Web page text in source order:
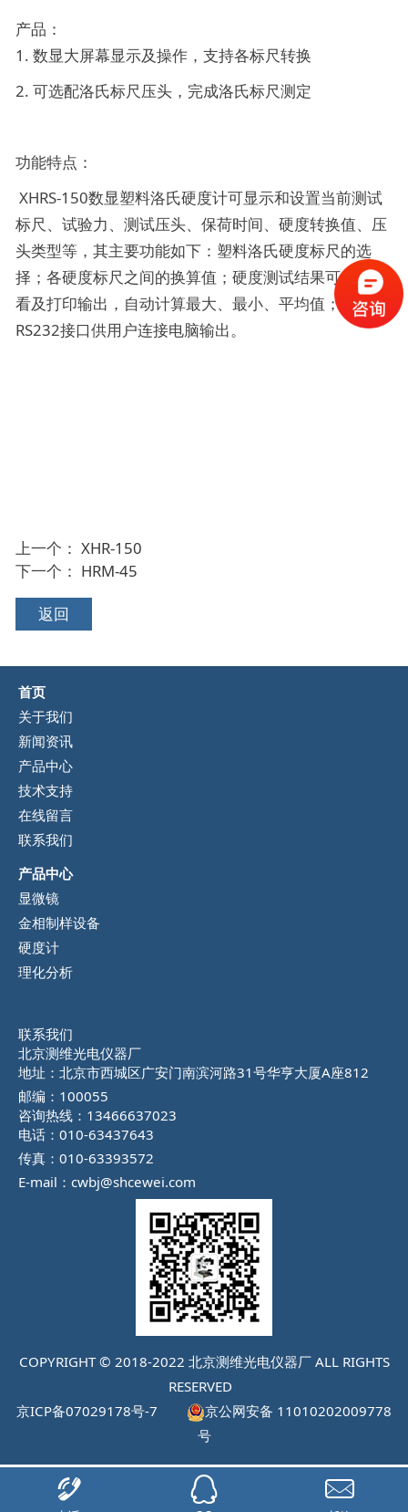
产品：
1. 数显大屏幕显示及操作，支持各标尺转换
2. 可选配洛氏标尺压头，完成洛氏标尺测定
功能特点：
XHRS-150数显塑料洛氏硬度计可显示和设置当前测试
标尺、试验力、测试压头、保荷时间、硬度转换值、压
头类型等，其主要功能如下：塑料洛氏硬度标尺的选
择；各硬度标尺之间的换算值；硬度测试结果可保存查
看及打印输出，自动计算最大、最小、平均值；配有
RS232接口供用户连接电脑输出。
上一个： XHR-150
下一个： HRM-45
返回
首页
关于我们
新闻资讯
产品中心
技术支持
在线留言
联系我们
产品中心
显微镜
金相制样设备
硬度计
理化分析
联系我们
北京测维光电仪器厂
地址：北京市西城区广安门南滨河路31号华亨大厦A座812
邮编：100055
咨询热线：13466637023
电话：010-63437643
传真：010-63393572
E-mail：cwbj@shcewei.com
COPYRIGHT © 2018-2022 北京测维光电仪器厂 ALL RIGHTS
RESERVED
京ICP备07029178号-7
京公网安备 11010202009778
号